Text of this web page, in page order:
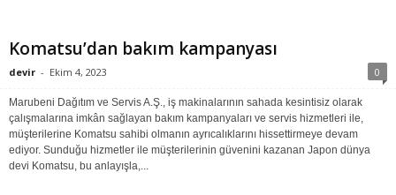
Komatsu’dan bakım kampanyası
devir - Ekim 4, 2023 0
Marubeni Dağıtım ve Servis A.Ş., iş makinalarının sahada kesintisiz olarak
çalışmalarına imkân sağlayan bakım kampanyaları ve servis hizmetleri ile,
müşterilerine Komatsu sahibi olmanın ayrıcalıklarını hissettirmeye devam
ediyor. Sunduğu hizmetler ile müşterilerinin güvenini kazanan Japon dünya
devi Komatsu, bu anlayışla,...